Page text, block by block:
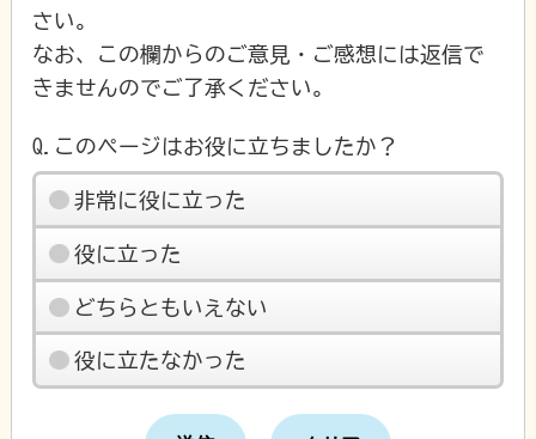
さい。
なお、この欄からのご意見・ご感想には返信で
きませんのでご了承ください。
Q.このページはお役に立ちましたか？
非常に役に立った
役に立った
どちらともいえない
役に立たなかった